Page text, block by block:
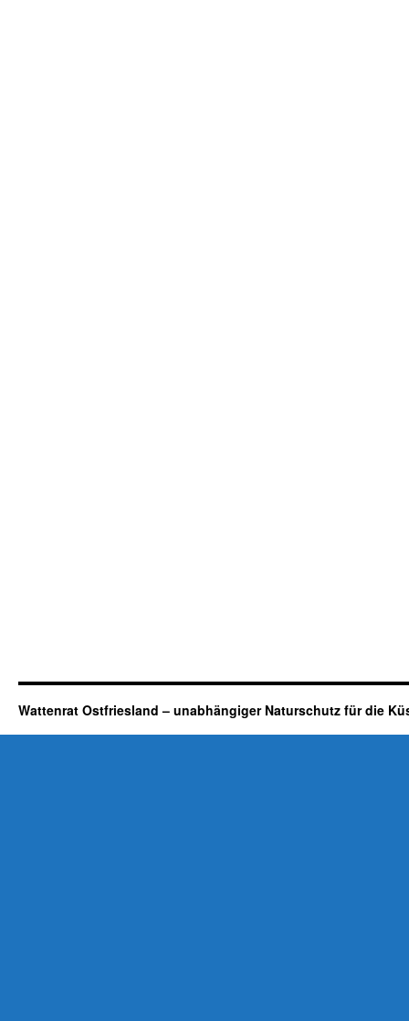
Wattenrat Ostfriesland – unabhängiger Naturschutz für die